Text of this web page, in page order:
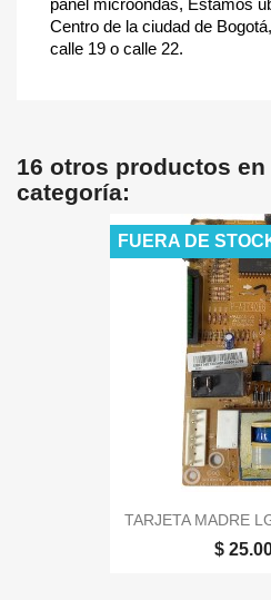
panel microondas, Estamos
Centro de la ciudad de
calle 19 o calle 22.
16 otros productos
categoría:
TARJETA MADRE
$
FUERA DE